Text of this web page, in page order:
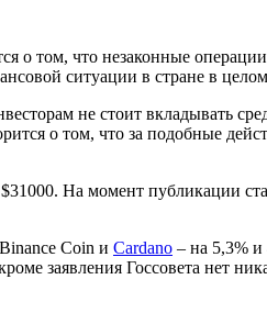
о том, что незаконные
ситуации в стране в
не стоит вкладывать
о том, что за подобные
На момент публикации
Coin и Cardano – на 5,3% и
заявления Госсовета нет